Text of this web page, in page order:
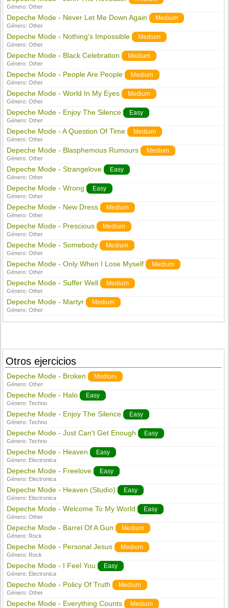
Género:Other
Depeche Mode - Never Let Me Down Again Medium
Género:Other
Depeche Mode - Nothing's Impossible Medium
Género:Other
Depeche Mode - Black Celebration Medium
Género:Other
Depeche Mode - People Are People Medium
Género:Other
Depeche Mode - World In My Eyes Medium
Género:Other
Depeche Mode - Enjoy The Silence Easy
Género:Other
Depeche Mode - A Question Of Time Medium
Género:Other
Depeche Mode - Blasphemous Rumours Medium
Género:Other
Depeche Mode - Strangelove Easy
Género:Other
Depeche Mode - Wrong Easy
Género:Other
Depeche Mode - New Dress Medium
Género:Other
Depeche Mode - Prescious Medium
Género:Other
Depeche Mode - Somebody Medium
Género:Other
Depeche Mode - Only When I Lose Myself Medium
Género:Other
Depeche Mode - Suffer Well Medium
Género:Other
Depeche Mode - Martyr Medium
Género:Other
Otros ejercicios
Depeche Mode - Broken Medium
Género:Other
Depeche Mode - Halo Easy
Género:Techno
Depeche Mode - Enjoy The Silence Easy
Género:Techno
Depeche Mode - Just Can't Get Enough Easy
Género:Techno
Depeche Mode - Heaven Easy
Género: Electronica
Depeche Mode - Freelove Easy
Género: Electronica
Depeche Mode - Heaven (Studio) Easy
Género: Electronica
Depeche Mode - Welcome To My World Easy
Género:Other
Depeche Mode - Barrel Of A Gun Medium
Género: Rock
Depeche Mode - Personal Jesus Medium
Género: Rock
Depeche Mode - I Feel You Easy
Género: Electronica
Depeche Mode - Policy Of Truth Medium
Género:Other
Depeche Mode - Everything Counts Medium